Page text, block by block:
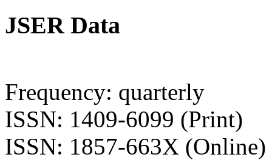
JSER Data
Frequency: quarterly
ISSN: 1409-6099 (Print)
ISSN: 1857-663X (Online)